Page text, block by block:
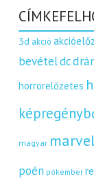
3d akció
bevételdc
horrorelőzetes
magyar
poén pókember